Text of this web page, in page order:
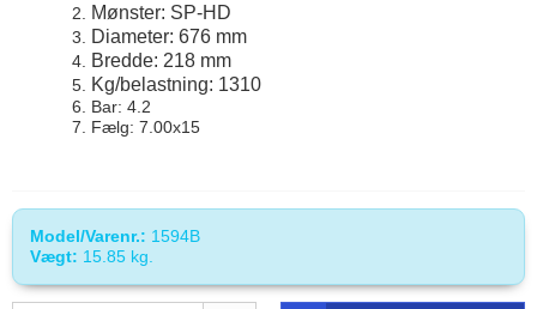
Mønster: SP-HD
Diameter: 676 mm
Bredde: 218 mm
Kg/belastning: 1310
Bar: 4.2
Fælg: 7.00x15
Model/Varenr.: 1594B
Vægt: 15.85 kg.